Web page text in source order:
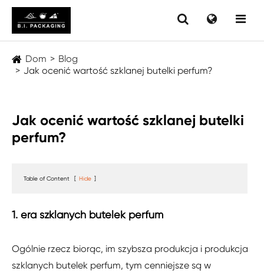
Dom
Blog
Jak ocenić wartość szklanej butelki perfum?
Jak ocenić wartość szklanej butelki
perfum?
Table of Content [ Hide ]
1. era szklanych butelek perfum
Ogólnie rzecz biorąc, im szybsza produkcja i produkcja
szklanych butelek perfum, tym cenniejsze są w